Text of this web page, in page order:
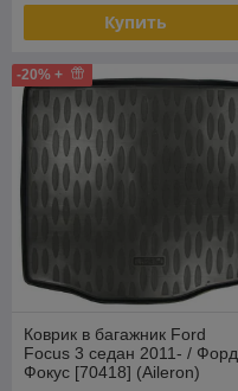
Купить
-20% +
Коврик в багажник Ford
Focus 3 седан 2011- / Форд
Фокус [70418] (Aileron)